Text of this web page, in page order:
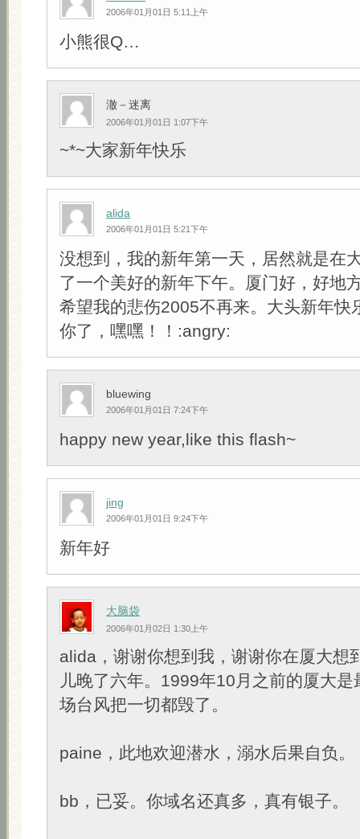
2006年01月01日 5:11上午
小熊很Q…
澈－迷离
2006年01月01日 1:07下午
~*~大家新年快乐
alida
2006年01月01日 5:21下午
没想到，我的新年第一天，居然就是在
了一个美好的新年下午。厦门好，好地
希望我的悲伤2005不再来。大头新年快
你了，嘿嘿！！:angry:
bluewing
2006年01月01日 7:24下午
happy new year,like this flash~
jing
2006年01月01日 9:24下午
新年好
大脑袋
2006年01月02日 1:30上午
alida，谢谢你想到我，谢谢你在厦大想
儿晚了六年。1999年10月之前的厦大
场台风把一切都毁了。
paine，此地欢迎潜水，溺水后果自负。
bb，已妥。你域名还真多，真有银子。